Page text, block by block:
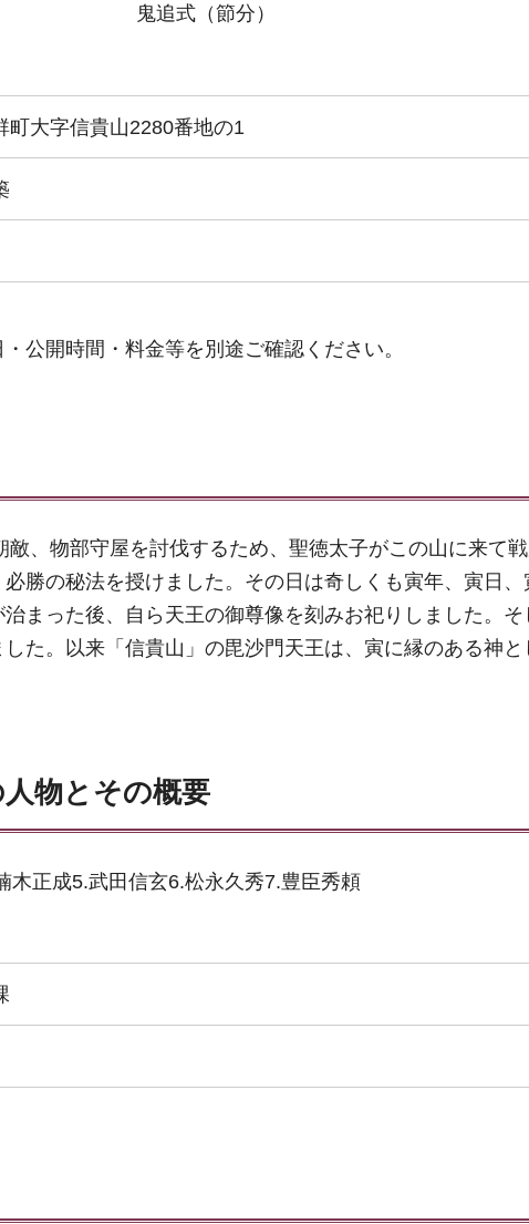
鬼追式（節分）
町大字信貴山2280番地の1
公開時間・料金等を別途ご確認ください。
、物部守屋を討伐するため、聖徳太子がこの山に来て
勝の秘法を授けました。その日は奇しくも寅年、寅日、
まった後、自ら天王の御尊像を刻みお祀りしました。
た。以来「信貴山」の毘沙門天王は、寅に縁のある神と
物とその概要
木正成5.武田信玄6.松永久秀7.豊臣秀頼